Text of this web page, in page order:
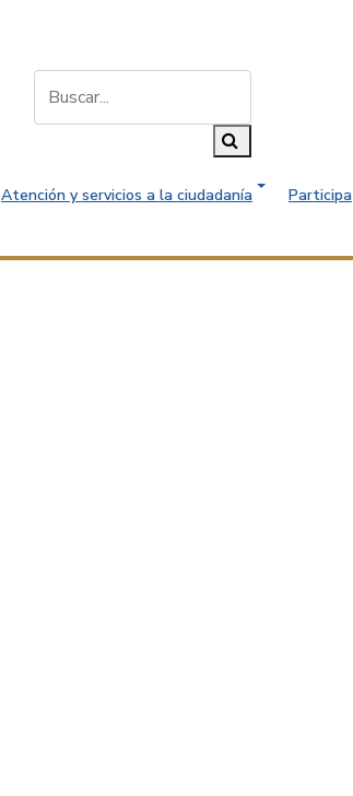
Atención y servicios a la ciudadanía Participa